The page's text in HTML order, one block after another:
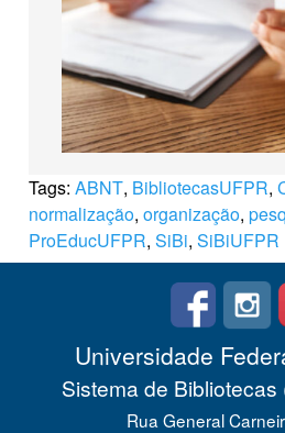
Tags: ABNT, BibliotecasUFPR,
normalização, organização,
ProEducUFPR, SiBi, SiBiUFPR
Universidade
Sistema de Bibliotecas
Rua General